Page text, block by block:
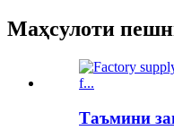
Маҳсулоти
Таъмини